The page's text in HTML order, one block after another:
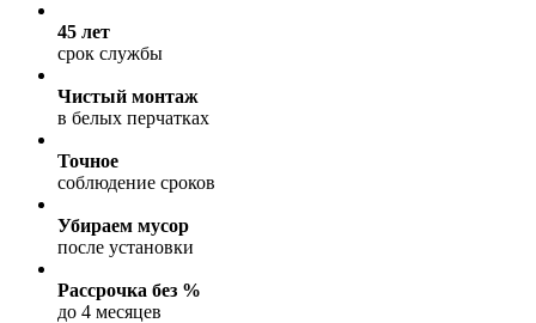
45 лет
срок службы
Чистый монтаж
в белых перчатках
Точное
соблюдение сроков
Убираем мусор
после установки
Рассрочка без %
до 4 месяцев